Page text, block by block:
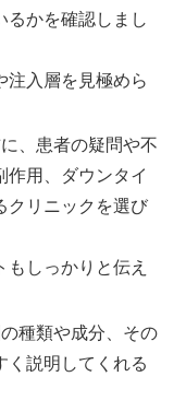
るかを確認しまし
注入層を見極めら
、患者の疑問や不
作用、ダウンタイ
クリニックを選び
しっかりと伝え
種類や成分、その
く説明してくれる